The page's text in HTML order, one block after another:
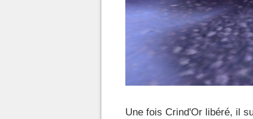
Une fois Crind'Or libéré, il